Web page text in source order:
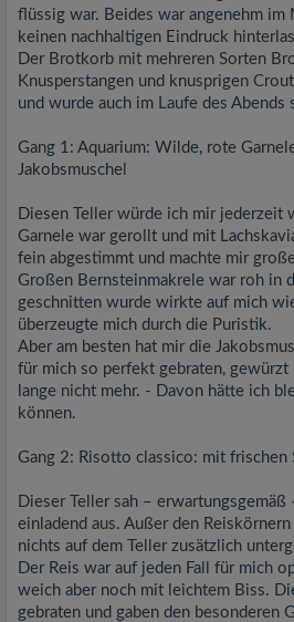
flüssig war. Beides war angenehm im
keinen nachhaltigen Eindruck
Der Brotkorb mit mehreren Sorten
Knusperstangen und knusprigen
und wurde auch im Laufe des Abends
Gang 1: Aquarium: Wilde, rote
Jakobsmuschel
Diesen Teller würde ich mir jederzeit
Garnele war gerollt und mit
fein abgestimmt und machte mir
Großen Bernsteinmakrele war roh in
geschnitten wurde wirkte auf mich
überzeugte mich durch die Puristik.
Aber am besten hat mir die
für mich so perfekt gebraten,
lange nicht mehr. - Davon hätte ich
können.
Gang 2: Risotto classico: mit frischen
Dieser Teller sah – erwartungsgemäß
einladend aus. Außer den
nichts auf dem Teller zusätzlich
Der Reis war auf jeden Fall für mich
weich aber noch mit leichtem Biss.
gebraten und gaben den besonderen